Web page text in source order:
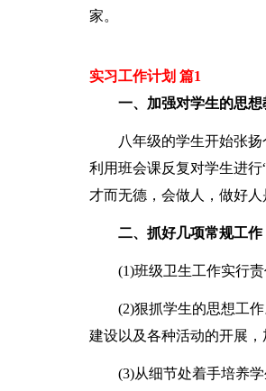
家。
实习工作计划 篇1
一、加强对学生的思想
八年级的学生开始张
利用班会课反复对学生进
才而无德，会做人，做好
二、抓好几项常规工作
(1)班级卫生工作实行
(2)狠抓学生的思想工
建设以及各种活动的开展，
(3)从细节处着手培养学